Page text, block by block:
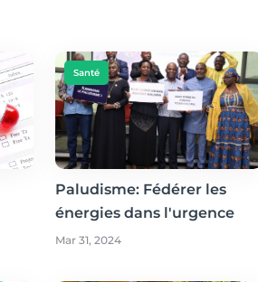
Santé
Paludisme: Fédérer les
énergies dans l'urgence
Mar 31, 2024